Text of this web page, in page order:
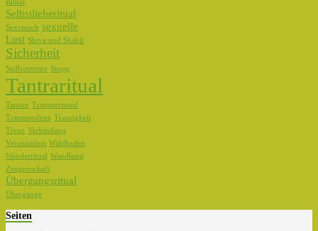
Ritual
Selbstlieberitual
Sexrausch sexuelle
Lust Shiva und Shakti
Sicherheit
Stellvertreter Stopp
Tantraritual
Tanzen Transpersonal
Transzendenz Traurigkeit
Treue Verbindung
Versständnis Waldbaden
Wanderritual Wandlung
Zeugenschaft
Übergangsritual
Übergänge
Seiten